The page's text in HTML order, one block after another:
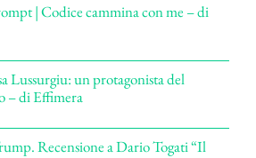
| Codice cammina con me – di
Lussurgiu: un protagonista del
– di Effimera
Recensione a Dario Togati “Il